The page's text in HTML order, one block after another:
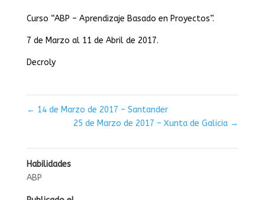
Curso “ABP – Aprendizaje Basado en Proyectos”.
7 de Marzo al 11 de Abril de 2017.
Decroly
← 14 de Marzo de 2017 – Santander
25 de Marzo de 2017 – Xunta de Galicia →
Habilidades
ABP